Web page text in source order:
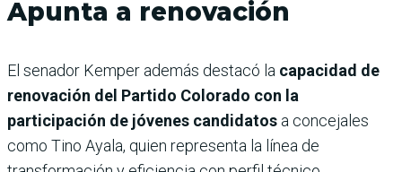
Apunta a renovación
El senador Kemper además destacó la capacidad de
renovación del Partido Colorado con la
participación de jóvenes candidatos a concejales
como Tino Ayala, quien representa la línea de